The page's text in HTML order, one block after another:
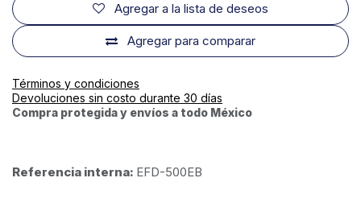
Agregar para comparar
Agregar a la lista de deseos
Términos y condiciones
Devoluciones sin costo durante 30 días
Compra protegida y envíos a todo México
Referencia interna: EFD-500EB